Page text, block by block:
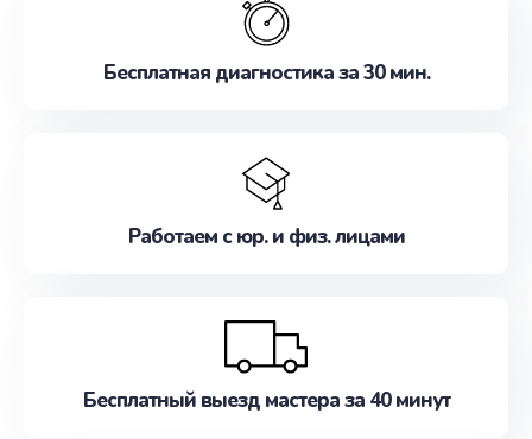
Бесплатная диагностика за 30 мин.
Работаем с юр. и физ. лицами
Бесплатный выезд мастера за 40 минут